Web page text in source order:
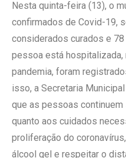
Nesta quinta-feira (13), o
confirmados de Covid-19,
considerados curados e
pessoa está
pandemia, foram
isso, a Secretaria
que as pessoas
quanto aos cuidados
proliferação do
álcool gel e respeitar o